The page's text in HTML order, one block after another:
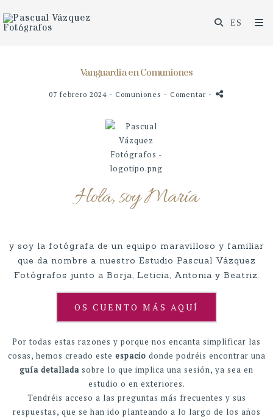
Vanguardia en Comuniones
07 febrero 2024 - Comuniones - Comentar -
Hola, soy María
y soy la fotógrafa de un equipo maravilloso y familiar
que da nombre a nuestro Estudio Pascual Vázquez
Fotógrafos junto a Borja, Leticia, Antonia y Beatriz.
OS CUENTO MÁS AQUÍ
Por todas estas razones y porque nos encanta simplificar las
cosas, hemos creado este espacio donde podréis encontrar una
guía detallada sobre lo que implica una sesión, ya sea en
estudio o en exteriores.
Tendréis acceso a las preguntas más frecuentes y sus
respuestas, que se han ido planteando a lo largo de los años